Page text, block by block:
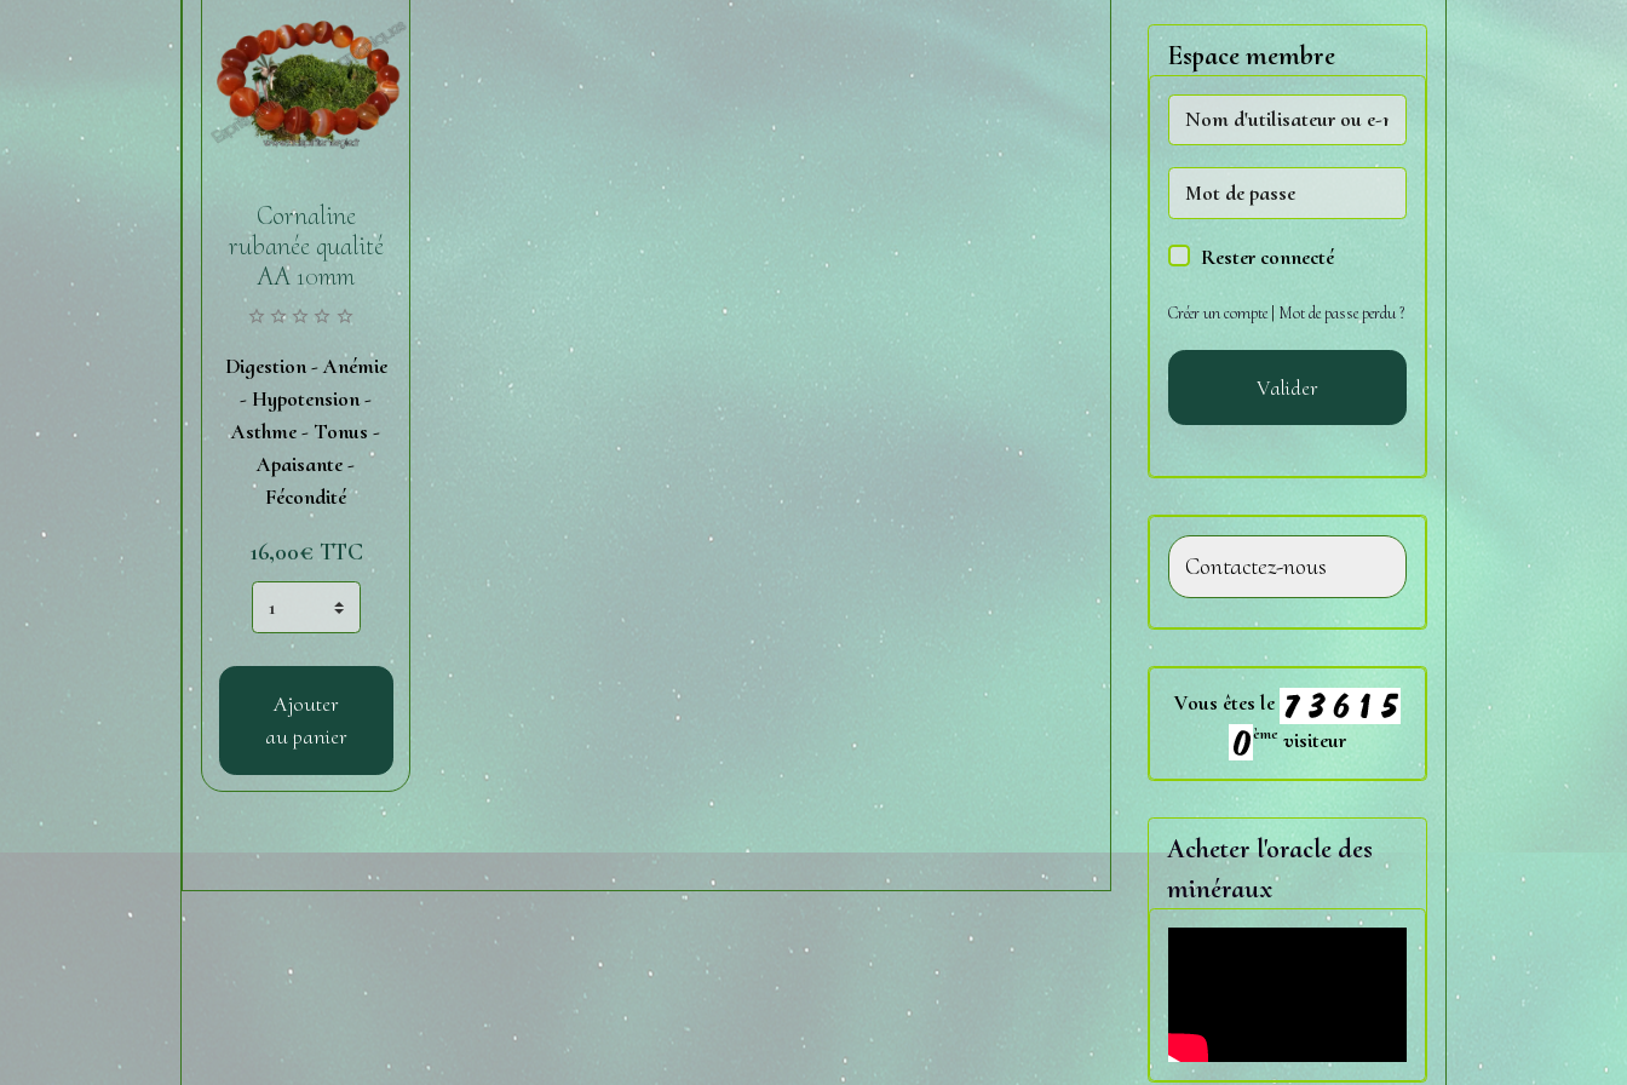
Cornaline
rubanée qualité
AA 10mm
Digestion - Anémie
- Hypotension -
Asthme - Tonus -
Apaisante -
Fécondité
16,00€ TTC
Ajouter
au panier
Espace membre
Rester connecté
Créer un compte| Mot de passe perdu ?
Valider
Contactez-nous
Vous êtes le
ème visiteur
Acheter l'oracle des
minéraux